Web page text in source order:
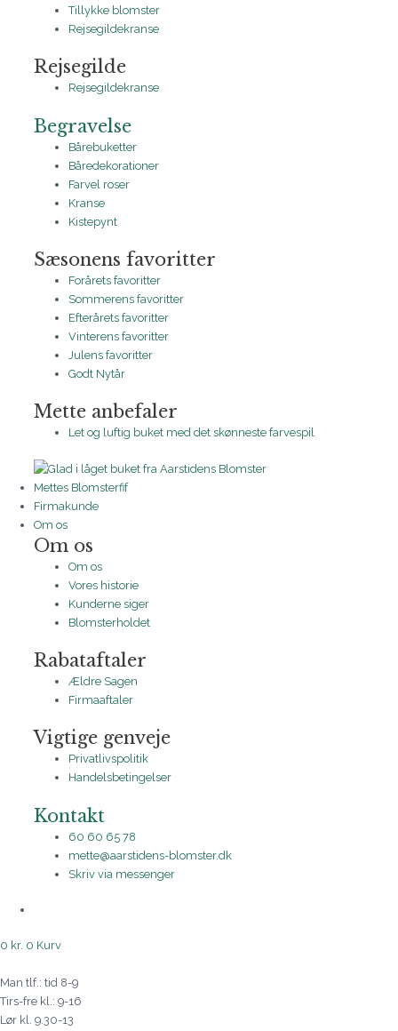
Tillykke blomster
Rejsegildekranse
Rejsegilde
Rejsegildekranse
Begravelse
Bårebuketter
Båredekorationer
Farvel roser
Kranse
Kistepynt
Sæsonens favoritter
Forårets favoritter
Sommerens favoritter
Efterårets favoritter
Vinterens favoritter
Julens favoritter
Godt Nytår
Mette anbefaler
Let og luftig buket med det skønneste farvespil
Mettes Blomsterfif
Firmakunde
Om os
Om os
Om os
Vores historie
Kunderne siger
Blomsterholdet
Rabataftaler
Ældre Sagen
Firmaaftaler
Vigtige genveje
Privatlivspolitik
Handelsbetingelser
Kontakt
60 60 65 78
mette@aarstidens-blomster.dk
Skriv via messenger
0 kr. 0 Kurv
Man tlf.: tid 8-9
Tirs-fre kl.: 9-16
Lør kl. 9.30-13